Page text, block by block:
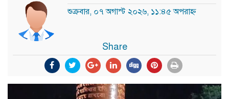
শুক্রবার, ০৭ অগাস্ট ২০২৬, ১১:৪৫ অপরাহ্ন
Share